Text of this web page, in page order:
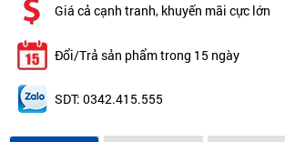
Giá cả cạnh tranh, khuyến mãi cực lớn
Đổi/Trả sản phẩm trong 15 ngày
SDT: 0342.415.555